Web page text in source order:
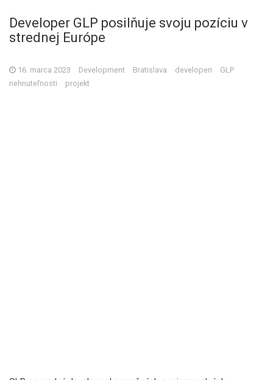
Developer GLP posilňuje svoju pozíciu v
strednej Európe
16. marca 2023 Development Bratislava developeri
GLP
nehnuteľnosti
projekt